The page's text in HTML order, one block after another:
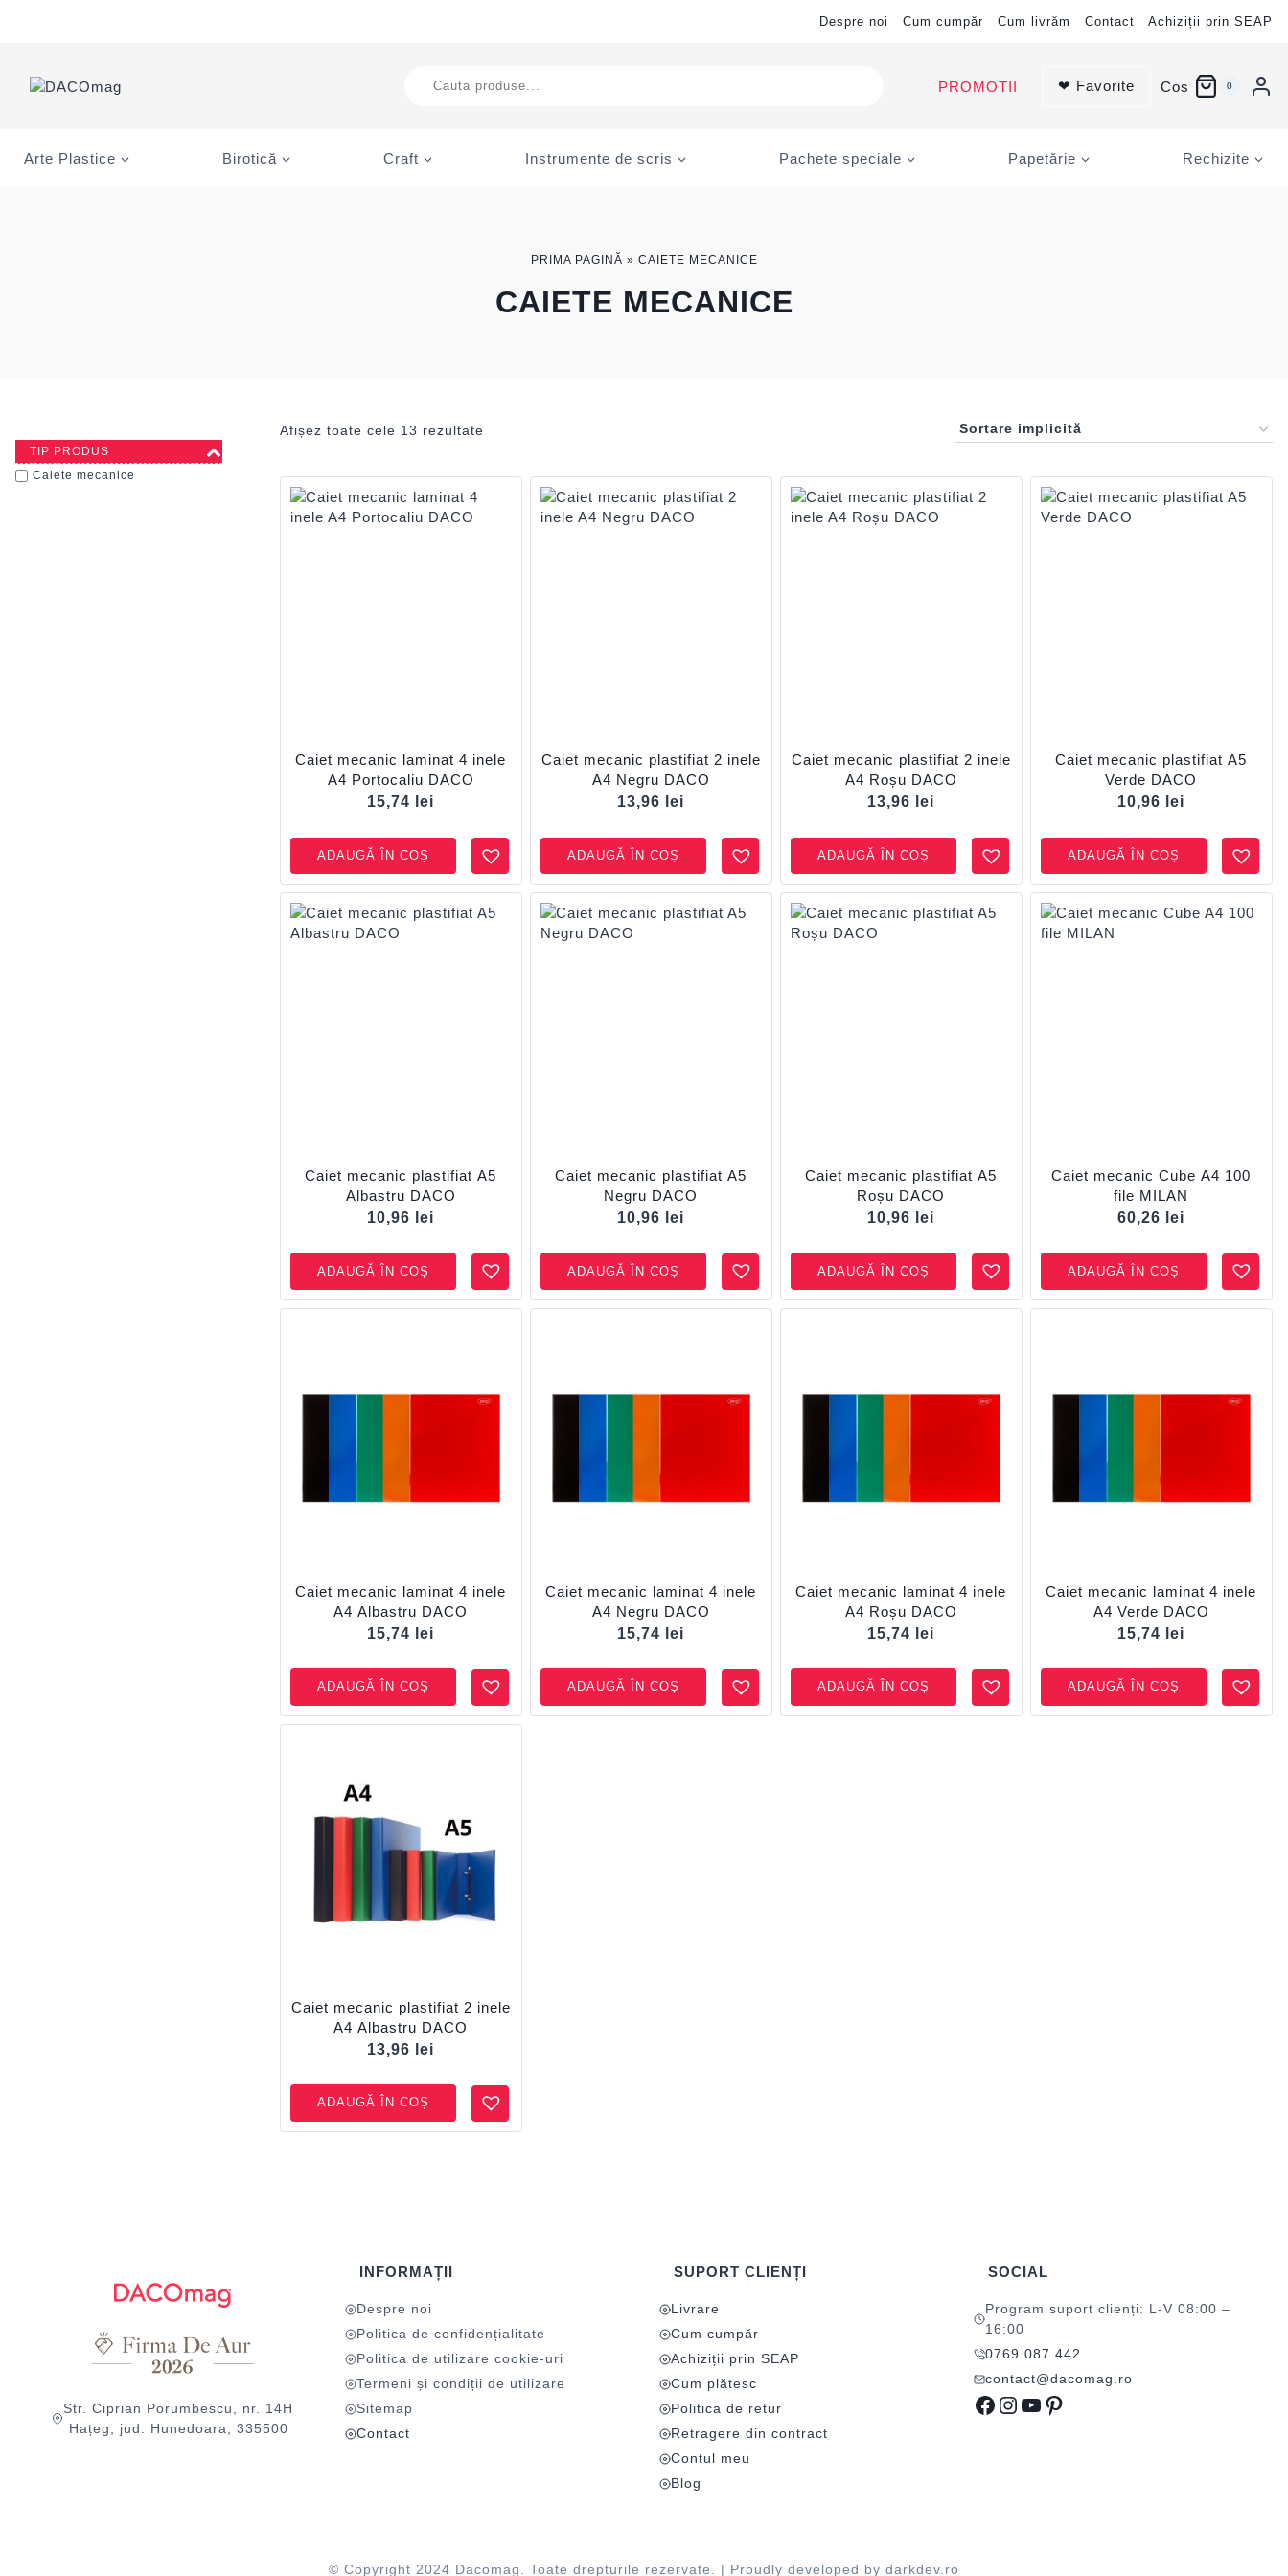
Despre noi Cum cumpăr Cum livrăm Contact Achiziții prin SEAP
search
PROMOTII ❤ Favorite Cos 0
Arte Plastice Birotică Craft Instrumente de scris Pachete speciale Papetărie Rechizite
PRIMA PAGINĂ » CAIETE MECANICE
CAIETE MECANICE
Afișez toate cele 13 rezultate
Caiet mecanic laminat 4 inele
A4 Portocaliu DACO
15,74
lei
ADAUGĂ ÎN COȘ
Caiet mecanic plastifiat 2 inele
A4 Negru DACO
13,96
lei
ADAUGĂ ÎN COȘ
Caiet mecanic plastifiat 2 inele
A4 Roșu DACO
13,96
lei
ADAUGĂ ÎN COȘ
Caiet mecanic plastifiat A5
Verde DACO
10,96
lei
ADAUGĂ ÎN COȘ
Caiet mecanic plastifiat A5
Albastru DACO
10,96
lei
ADAUGĂ ÎN COȘ
Caiet mecanic plastifiat A5
Negru DACO
10,96
lei
ADAUGĂ ÎN COȘ
Caiet mecanic plastifiat A5
Roșu DACO
10,96
lei
ADAUGĂ ÎN COȘ
Caiet mecanic Cube A4 100
file MILAN
60,26
lei
ADAUGĂ ÎN COȘ
Caiet mecanic laminat 4 inele
A4 Albastru DACO
15,74
lei
ADAUGĂ ÎN COȘ
Caiet mecanic laminat 4 inele
A4 Negru DACO
15,74
lei
ADAUGĂ ÎN COȘ
Caiet mecanic laminat 4 inele
A4 Roșu DACO
15,74
lei
ADAUGĂ ÎN COȘ
Caiet mecanic laminat 4 inele
A4 Verde DACO
15,74
lei
ADAUGĂ ÎN COȘ
Caiet mecanic plastifiat 2 inele
A4 Albastru DACO
13,96
lei
ADAUGĂ ÎN COȘ
TIP PRODUS
Caiete mecanice
Str. Ciprian Porumbescu, nr. 14H
Hațeg, jud. Hunedoara, 335500
INFORMAȚII
Despre noi
Politica de confidențialitate
Politica de utilizare cookie-uri
Termeni și condiții de utilizare
Sitemap
Contact
SUPORT CLIENȚI
Livrare
Cum cumpăr
Achiziții prin SEAP
Cum plătesc
Politica de retur
Retragere din contract
Contul meu
Blog
SOCIAL
Program suport clienți: L-V 08:00 –
16:00
0769 087 442
contact@dacomag.ro
Facebook
Instagram
YouTube
Pinterest
© Copyright 2024 Dacomag. Toate drepturile rezervate. | Proudly developed by darkdev.ro